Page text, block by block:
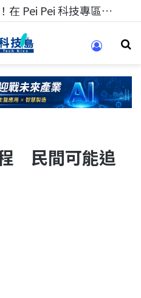
科技人的經驗傳承地！在 Pei Pei 科技專區，與學弟妹交流最硬核的技術
民間可能追